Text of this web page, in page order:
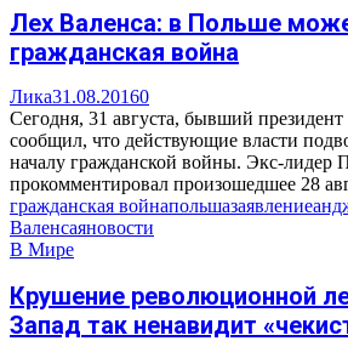
Лех Валенса: в Польше
гражданская война
Лика31.08.20160
Сегодня, 31 августа, бывший
сообщил, что действующие власти
началу гражданской войны. Экс-лидер
прокомментировал произошедшее 28
гражданская войнапольшазаявление
Валенсаяновости
В Мире
Крушение революционной
Запад так ненавидит